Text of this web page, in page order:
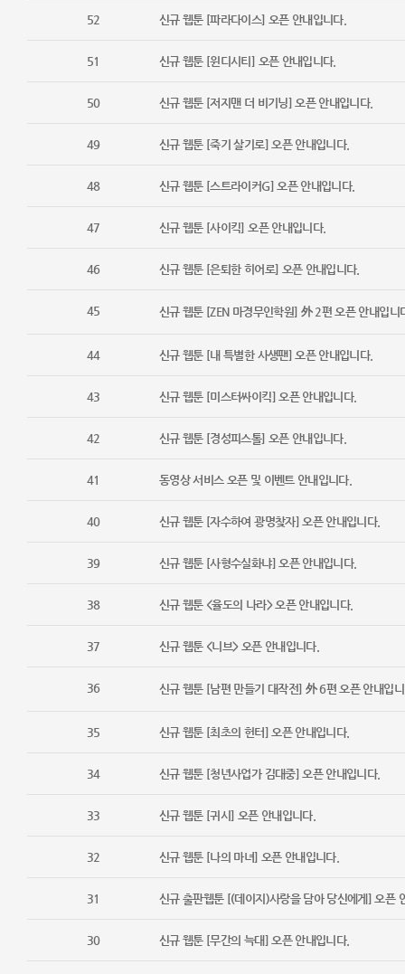
52 신규 웹툰 [파라다이스] 오픈 안내입니다.
51 신규 웹툰 [윈디시티] 오픈 안내입니다.
50 신규 웹툰 [저지맨 더 비기닝] 오픈 안내입니다.
49 신규 웹툰 [죽기 살기로] 오픈 안내입니다.
48 신규 웹툰 [스트라이커G] 오픈 안내입니다.
47 신규 웹툰 [사이킥] 오픈 안내입니다.
46 신규 웹툰 [은퇴한 히어로] 오픈 안내입니다.
45 신규 웹툰 [ZEN 마경무인학원] 外 2편 오픈 안내입니
44 신규 웹툰 [내 특별한 사생팬] 오픈 안내입니다.
43 신규 웹툰 [미스터싸이킥] 오픈 안내입니다.
42 신규 웹툰 [경성피스톨] 오픈 안내입니다.
41 동영상 서비스 오픈 및 이벤트 안내입니다.
40 신규 웹툰 [자수하여 광명찾자] 오픈 안내입니다.
39 신규 웹툰 [사형수실화냐] 오픈 안내입니다.
38 신규 웹툰 <율도의 나라> 오픈 안내입니다.
37 신규 웹툰 <니브> 오픈 안내입니다.
36 신규 웹툰 [남편 만들기 대작전] 外 6편 오픈 안내입
35 신규 웹툰 [최초의 헌터] 오픈 안내입니다.
34 신규 웹툰 [청년사업가 김대중] 오픈 안내입니다.
33 신규 웹툰 [귀시] 오픈 안내입니다.
32 신규 웹툰 [나의 마녀] 오픈 안내입니다.
31 신규 출판웹툰 [(데이지)사랑을 담아 당신에게] 오픈
30 신규 웹툰 [무간의 늑대] 오픈 안내입니다.